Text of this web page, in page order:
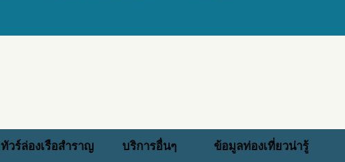
ทัวร์ล่องเรือสำราญ บริการอื่นๆ ข้อมูลท่องเที่ยวน่ารู้